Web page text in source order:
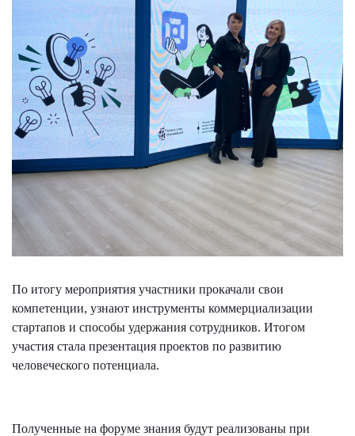
По итогу мероприятия участники прокачали свои
компетенции, узнают инструменты коммерциализации
стартапов и способы удержания сотрудников. Итогом
участия стала презентация проектов по развитию
человеческого потенциала.
Полученные на форуме знания будут реализованы при